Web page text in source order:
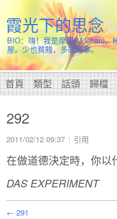
霞光下的思念
BIO：嗨！我是摩凝(M.Chan)
屋。少也貧賤，多能鄙事。
首頁 類型 話頭 歸檔
292
2011/02/12 09:37 引用
在做道德決定時，你以
DAS EXPERIMENT
← 291